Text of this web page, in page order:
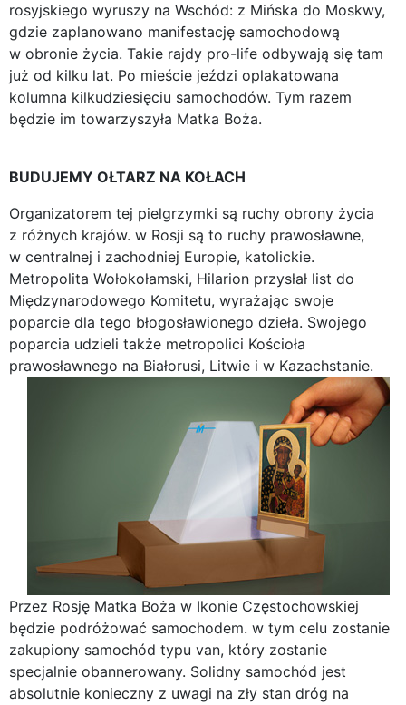
rosyjskiego wyruszy na Wschód: z Mińska do Moskwy,
gdzie zaplanowano manifestację samochodową
w obronie życia. Takie rajdy pro-life odbywają się tam
już od kilku lat. Po mieście jeździ oplakatowana
kolumna kilkudziesięciu samochodów. Tym razem
będzie im towarzyszyła Matka Boża.
BUDUJEMY OŁTARZ NA KOŁACH
Organizatorem tej pielgrzymki są ruchy obrony życia
z różnych krajów. w Rosji są to ruchy prawosławne,
w centralnej i zachodniej Europie, katolickie.
Metropolita Wołokołamski, Hilarion przysłał list do
Międzynarodowego Komitetu, wyrażając swoje
poparcie dla tego błogosławionego dzieła. Swojego
poparcia udzieli także metropolici Kościoła
prawosławnego na Białorusi, Litwie i w Kazachstanie.
Przez Rosję Matka Boża w Ikonie Częstochowskiej
będzie podróżować samochodem. w tym celu zostanie
zakupiony samochód typu van, który zostanie
specjalnie obannerowany. Solidny samochód jest
absolutnie konieczny z uwagi na zły stan dróg na